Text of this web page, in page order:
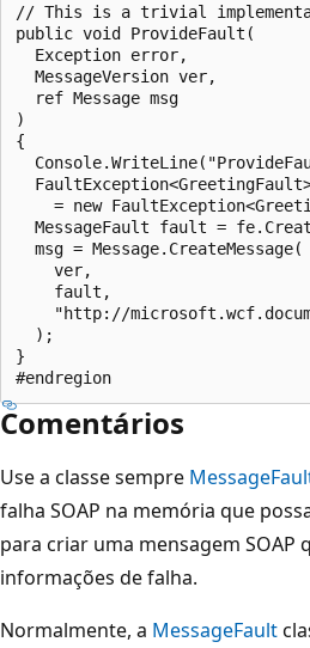
// This is a trivial
public void ProvideFault(
  Exception error,
  MessageVersion ver,
  ref Message msg
)
{
= new
MessageFault fault =
  msg = Message.CreateMessage(
    ver,
    fault,
"http://
  );
}
Comentários
Use a classe sempre
falha SOAP na memória que
para criar uma mensagem SOAP
informações de falha.
Normalmente, a MessageFault